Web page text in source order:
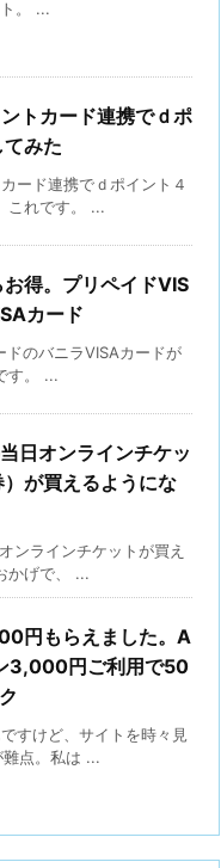
。 ...
トカード連携でｄポ
みた
ード連携でｄポイント４
これです。 ...
得。プリペイドVIS
カード
ドのバニラVISAカードが
す。 ...
日オンラインチケッ
）が買えるようにな
ンラインチケットが買え
かげで、 ...
円もらえました。A
3,000円ご利用で50
すけど、サイトを時々見
点。私は ...